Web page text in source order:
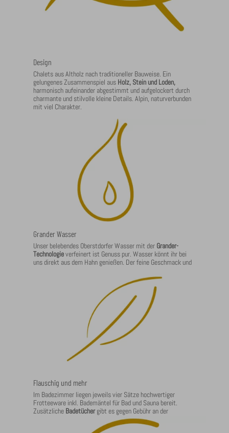
Design
Chalets aus Altholz nach traditioneller Bauweise. Ein
gelungenes Zusammenspiel aus Holz, Stein und Loden,
harmonisch aufeinander abgestimmt und aufgelockert durch
charmante und stilvolle kleine Details. Alpin, naturverbunden
mit viel Charakter.
Grander Wasser
Unser belebendes Oberstdorfer Wasser mit der Grander-
Technologieverfeinert ist Genuss pur. Wasser könnt ihr bei
uns direkt aus dem Hahn genießen. Der feine Geschmack und
Flauschig und mehr
Im Badezimmer liegen jeweils vier Sätze hochwertiger
Frotteeware inkl. Bademäntel für Bad und Sauna bereit.
Zusätzliche Badetüchergibt es gegen Gebühr an der
Rezeption. Praktischer Kosmetikspiegel und Föhn am
Waschtisch. Die Toilette ist extra.